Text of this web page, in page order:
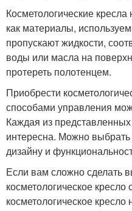
Косметологические
как материалы,
пропускают жидкости,
воды или масла на
протереть полотенцем.
Приобрести
способами управления
Каждая из
интересна. Можно
дизайну и
Если вам сложно сделать
косметологическое
косметологическое кресло